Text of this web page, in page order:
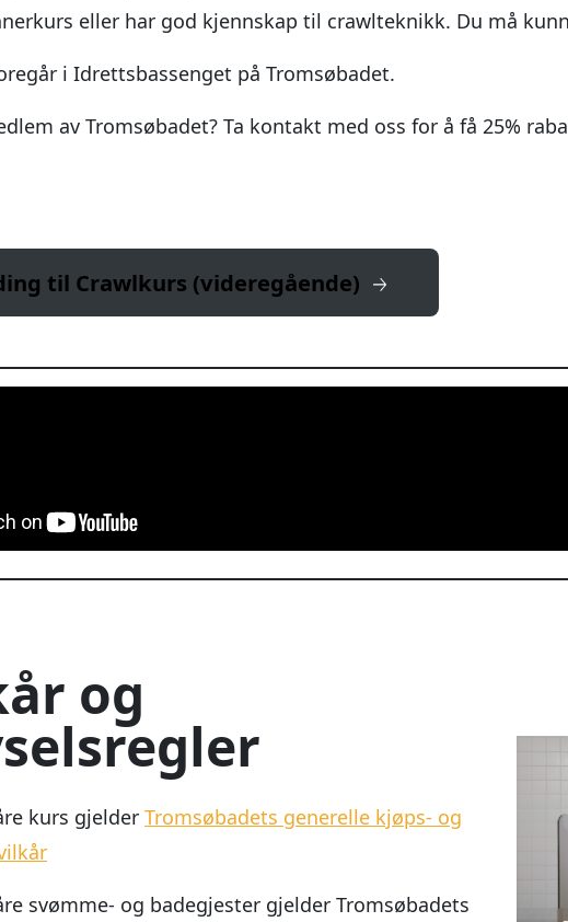
eller har god kjennskap til crawlteknikk. Du må
i Idrettsbassenget på Tromsøbadet.
av Tromsøbadet? Ta kontakt med oss for å få 25%
til Crawlkurs (videregående)
og
kurs gjelder Tromsøbadets generelle kjøps- og
svømme- og badegjester gjelder Tromsøbadets